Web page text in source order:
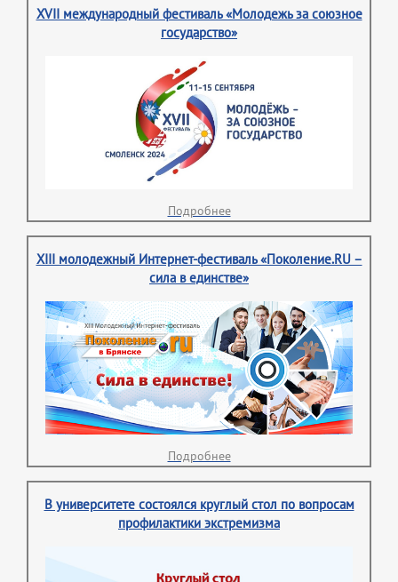
XVII международный фестиваль «Молодежь за союзное
государство»
Подробнее
XIII молодежный Интернет-фестиваль «Поколение.RU –
сила в единстве»
Подробнее
В университете состоялся круглый стол по вопросам
профилактики экстремизма